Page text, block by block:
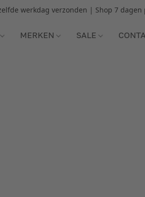
werkdag verzonden | Shop 7
MERKEN SALE